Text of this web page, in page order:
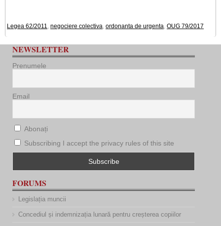
Legea 62/2011, negociere colectiva, ordonanta de urgenta, OUG 79/2017
NEWSLETTER
Prenumele
Email
Abonați
Subscribing I accept the privacy rules of this site
FORUMS
Legislația muncii
Concediul și indemnizația lunară pentru creșterea copiilor